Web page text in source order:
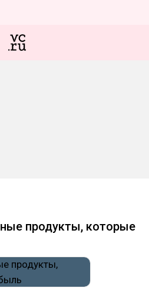
продукты, которые